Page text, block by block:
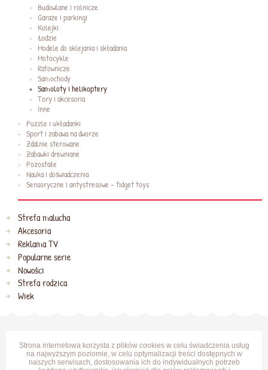
Budowlane i rolnicze
Garaże i parkingi
Kolejki
Łodzie
Modele do sklejania i składania
Motocykle
Ratownicze
Samochody
Samoloty i helikoptery
Tory i akcesoria
Inne
Puzzle i układanki
Sport i zabawa na dworze
Zdalnie sterowane
Zabawki drewniane
Pozostałe
Nauka i doświadczenia
Sensoryczne i antystresowe - fidget toys
Strefa malucha
Akcesoria
Reklama TV
Popularne serie
Nowości
Strefa rodzica
Wiek
Strona internetowa korzysta z plików cookies w celu świadczenia usług
na najwyższym poziomie, w celu optymalizacji treści dostępnych w
naszych serwisach, dostosowania ich do indywidualnych potrzeb